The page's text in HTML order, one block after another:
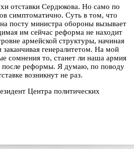
отставки Сердюкова. Но само по
симптоматично. Суть в том, что
посту министра обороны вызывает
им сейчас реформа не находит
армейской структуры, начиная
генералитетом. На мой
сомнения то, станет ли наша армия
после реформы. Я думаю, по поводу
возникнут не раз.
Центра политических